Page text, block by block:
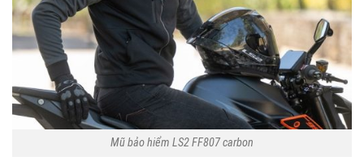
Mũ bảo hiểm LS2 FF807 carbon